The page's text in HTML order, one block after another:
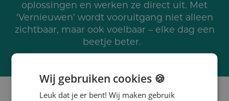
oplossingen en werken ze direct uit. Met
‘Vernieuwen’ wordt vooruitgang niet alleen
zichtbaar, maar ook voelbaar – elke dag een
beetje beter.
Wij gebruiken cookies 🍪
Leuk dat je er bent! Wij maken gebruik